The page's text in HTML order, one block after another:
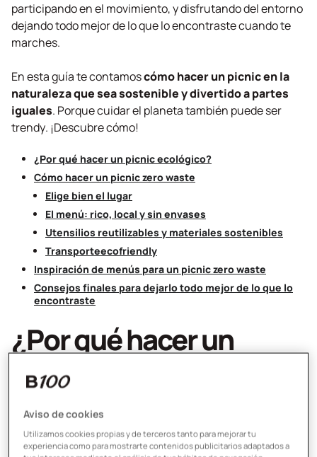
participando en el movimiento, y disfrutando del entorno
dejando todo mejor de lo que lo encontraste cuando te
marches.
En esta guía te contamoscómo hacer un picnic en la
naturaleza que sea sostenible y divertido a partes
iguales. Porque cuidar el planeta también puede ser
trendy. ¡Descubre cómo!
¿Por qué hacer un picnic ecológico?
Cómo hacer un picnic zero waste
Elige bien el lugar
El menú: rico, local y sin envases
Utensilios reutilizables y materiales sostenibles
Transporteecofriendly
Inspiración de menús para un picnic zero waste
Consejos finales para dejarlo todo mejor de lo que lo
encontraste
¿Por qué hacer un
picnic ecológico?
es una opción más responsable, sino también
de conectar con los espacios verdes. Nada de
Aviso de cookies
Utilizamos cookies propias y de terceros tanto para mejorar tu
experiencia como para mostrarte contenidos publicitarios adaptados a